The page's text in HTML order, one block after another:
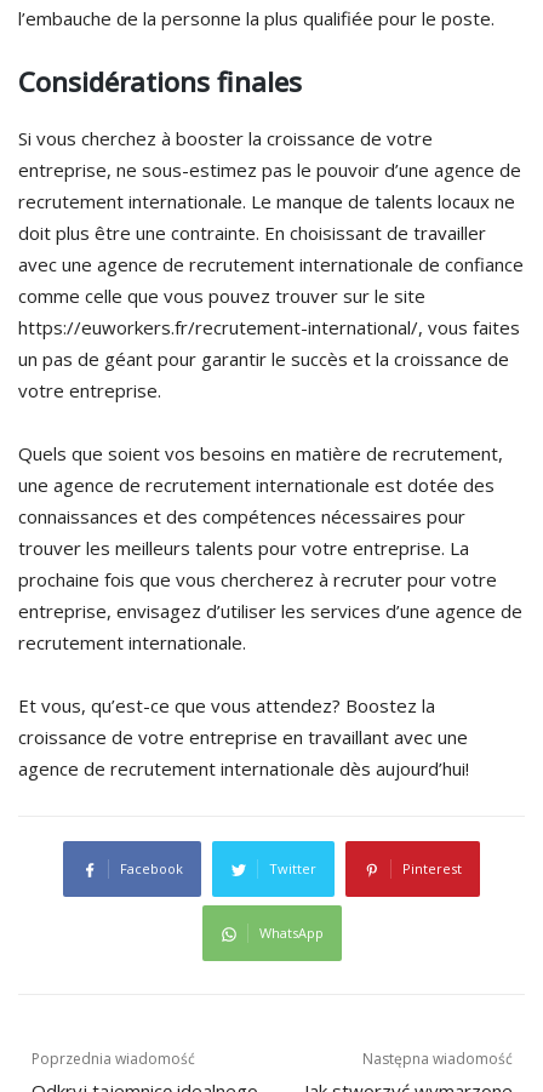
l’embauche de la personne la plus qualifiée pour le poste.
Considérations finales
Si vous cherchez à booster la croissance de votre
entreprise, ne sous-estimez pas le pouvoir d’une agence de
recrutement internationale. Le manque de talents locaux ne
doit plus être une contrainte. En choisissant de travailler
avec une agence de recrutement internationale de confiance
comme celle que vous pouvez trouver sur le site
https://euworkers.fr/recrutement-international/, vous faites
un pas de géant pour garantir le succès et la croissance de
votre entreprise.
Quels que soient vos besoins en matière de recrutement,
une agence de recrutement internationale est dotée des
connaissances et des compétences nécessaires pour
trouver les meilleurs talents pour votre entreprise. La
prochaine fois que vous chercherez à recruter pour votre
entreprise, envisagez d’utiliser les services d’une agence de
recrutement internationale.
Et vous, qu’est-ce que vous attendez? Boostez la
croissance de votre entreprise en travaillant avec une
agence de recrutement internationale dès aujourd’hui!
Facebook Twitter Pinterest
WhatsApp
Nawigacja
Poprzednia wiadomość Następna wiadomość